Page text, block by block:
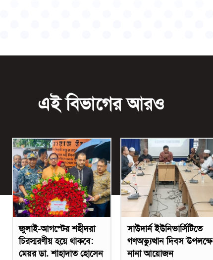
এই বিভাগের আরও
জুলাই-আগস্টের শহীদরা
চিরস্মরণীয় হয়ে থাকবে:
মেয়র ডা. শাহাদাত হোসেন
সাউদার্ন ইউনিভার্সিটিতে
গণঅভ্যুত্থান দিবস উপলক্ষে
নানা আয়োজন